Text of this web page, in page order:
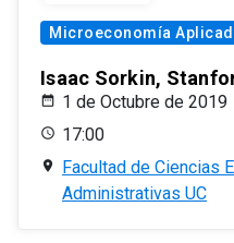
Microeconomía
Isaac Sorkin,
1 de Octubre de 2019
17:00
Facultad de Ciencias
Administrativas UC